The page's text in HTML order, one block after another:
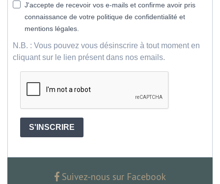
J'accepte de recevoir vos e-mails et confirme avoir pris
connaissance de votre politique de confidentialité et
mentions légales.
N.B. : Vous pouvez vous désinscrire à tout moment en
cliquant sur le lien présent dans nos emails.
S'INSCRIRE
Suivez-nous sur Facebook